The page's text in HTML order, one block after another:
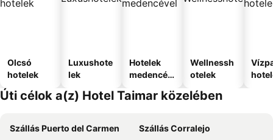
Olcsó
hotelek
Luxushote
lek
Hotelek
medencév
Wellnessh
otelek
Úti célok a(z) Hotel Taimar közelében
Szállás Puerto del Carmen
Szállás Corralejo